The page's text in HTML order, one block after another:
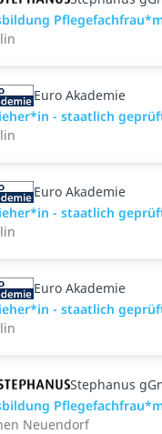
Euro Akademie
- staatlich
Euro Akademie
- staatlich
Euro Akademie
- staatlich
Stephanus
Neuendorf